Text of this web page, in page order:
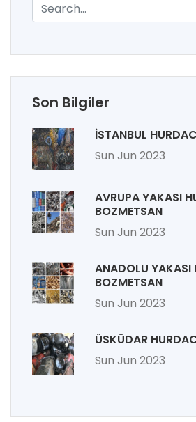
Son Bilgiler
İSTANBUL
Sun Jun 2023
AVRUPA YAKASI
BOZMETSAN
Sun Jun 2023
ANADOLU YAKASI
BOZMETSAN
Sun Jun 2023
ÜSKÜDAR
Sun Jun 2023